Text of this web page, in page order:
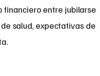
financiero entre jubilarse
salud, expectativas de